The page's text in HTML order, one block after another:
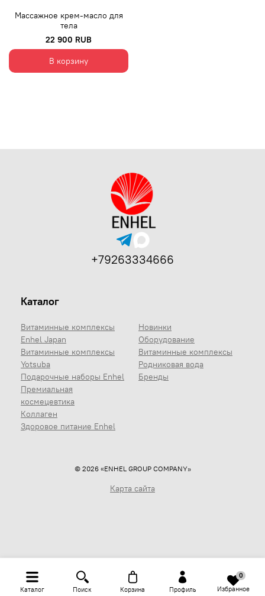
Массажное крем-масло для
тела
22 900 RUB
В корзину
Каталог
Витаминные комплексы
Enhel Japan
Витаминные комплексы
Yotsuba
Подарочные наборы Enhel
Премиальная
космецевтика
Коллаген
Здоровое питание Enhel
Новинки
Оборудование
Витаминные комплексы
Родниковая вода
Бренды
+79263334666
© 2026 «ENHEL GROUP COMPANY»
Карта сайта
Каталог Поиск Корзина Профиль
0
Избранное